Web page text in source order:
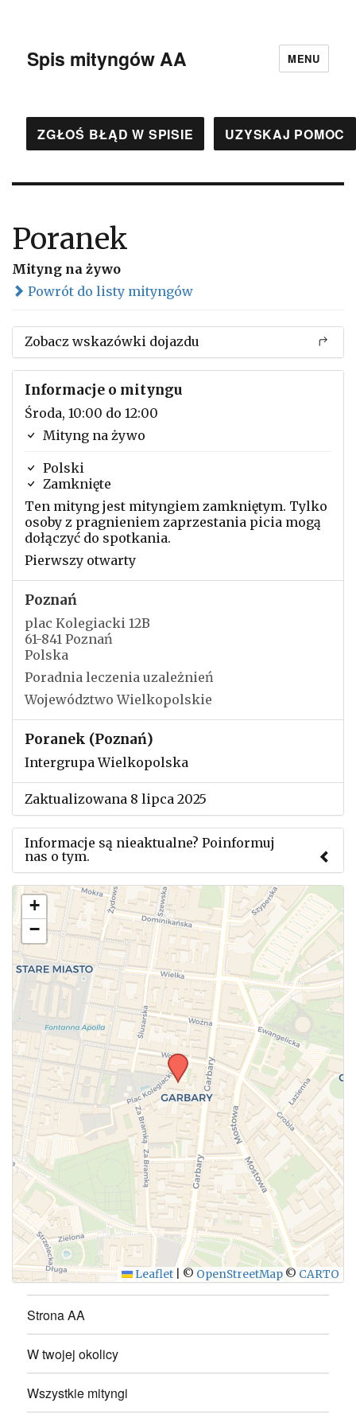
Spis mityngów AA MENU
ZGŁOŚ BŁĄD W SPISIE UZYSKAJ POMOC
Poranek
Mityng na żywo
Powrót do listy mityngów
Zobacz wskazówki dojazdu
Informacje o mityngu
Środa, 10:00 do 12:00
Mityng na żywo
Polski
Zamknięte
Ten mityng jest mityngiem zamkniętym. Tylko
osoby z pragnieniem zaprzestania picia mogą
dołączyć do spotkania.
Pierwszy otwarty
Poznań
plac Kolegiacki 12B
61-841 Poznań
Polska
Poradnia leczenia uzależnień
Województwo Wielkopolskie
Poranek (Poznań)
Intergrupa Wielkopolska
Zaktualizowana 8 lipca 2025
Informacje są nieaktualne? Poinformuj
nas o tym.
Użyj tego formularza aby przesłać informację o
zmianach w powyższym mityngu.
WYŚLIJ
+
−
Leaflet © OpenStreetMap © CARTO
Strona AA
W twojej okolicy
Wszystkie mityngi